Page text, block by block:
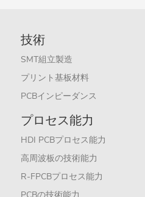
技術
SMT組立製造
プリント基板材料
PCBインピーダンス
プロセス能力
HDI PCBプロセス能力
高周波板の技術能力
R-FPCBプロセス能力